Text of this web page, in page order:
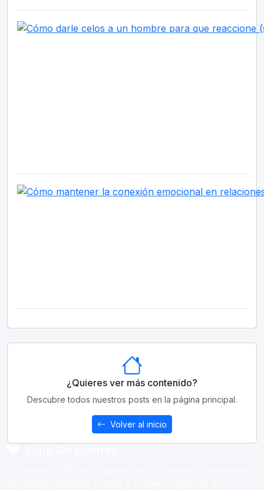
¿Quieres ver más contenido?
Descubre todos nuestros posts en la página principal.
Volver al inicio